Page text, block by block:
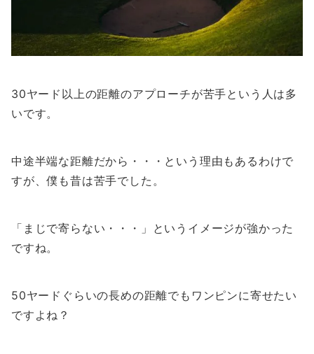
30ヤード以上の距離のアプローチが苦手という人は多
いです。
中途半端な距離だから・・・という理由もあるわけで
すが、僕も昔は苦手でした。
「まじで寄らない・・・」というイメージが強かった
ですね。
50ヤードぐらいの長めの距離でもワンピンに寄せたい
ですよね？